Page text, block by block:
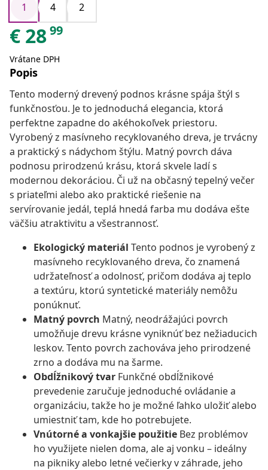
1
4 2
€ 2899
Vrátane DPH
Popis
Tento moderný drevený podnos krásne spája štýl s
funkčnosťou. Je to jednoduchá elegancia, ktorá
perfektne zapadne do akéhokoľvek priestoru.
Vyrobený z masívneho recyklovaného dreva, je trvácny
a praktický s nádychom štýlu. Matný povrch dáva
podnosu prirodzenú krásu, ktorá skvele ladí s
modernou dekoráciou. Či už na občasný tepelný večer
s priateľmi alebo ako praktické riešenie na
servírovanie jedál, teplá hnedá farba mu dodáva ešte
väčšiu atraktivitu a všestrannosť.
Ekologický materiál Tento podnos je vyrobený z
masívneho recyklovaného dreva, čo znamená
udržateľnosť a odolnosť, pričom dodáva aj teplo
a textúru, ktorú syntetické materiály nemôžu
ponúknuť.
Matný povrch Matný, neodrážajúci povrch
umožňuje drevu krásne vyniknúť bez nežiaducich
leskov. Tento povrch zachováva jeho prirodzené
zrno a dodáva mu na šarme.
Obdĺžnikový tvar Funkčné obdĺžnikové
prevedenie zaručuje jednoduché ovládanie a
organizáciu, takže ho je možné ľahko uložiť alebo
umiestniť tam, kde ho potrebujete.
Vnútorné a vonkajšie použitie Bez problémov
ho využijete nielen doma, ale aj vonku – ideálny
na pikniky alebo letné večierky v záhrade, jeho